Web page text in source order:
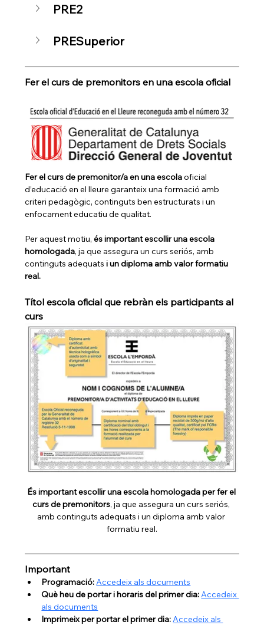
PRE2
PRESuperior
Fer el curs de premonitors en una escola oficial
Fer el curs de premonitor/a en una escola oficial
d’educació en el lleure garanteix una formació amb
criteri pedagògic, continguts ben estructurats i un
enfocament educatiu de qualitat.
Per aquest motiu, és important escollir una escola
homologada, ja que assegura un curs seriós, amb
continguts adequats i un diploma amb valor formatiu
real.
Títol escola oficial que rebràn els participants al
curs
És important escollir una escola homologada per fer el
curs de premonitors, ja que assegura un curs seriós,
amb continguts adequats i un diploma amb valor
formatiu real.
Important
Programació: Accedeix als documents
Què heu de portar i horaris del primer dia: Accedeix
als documents
Imprimeix per portar el primer dia: Accedeix als